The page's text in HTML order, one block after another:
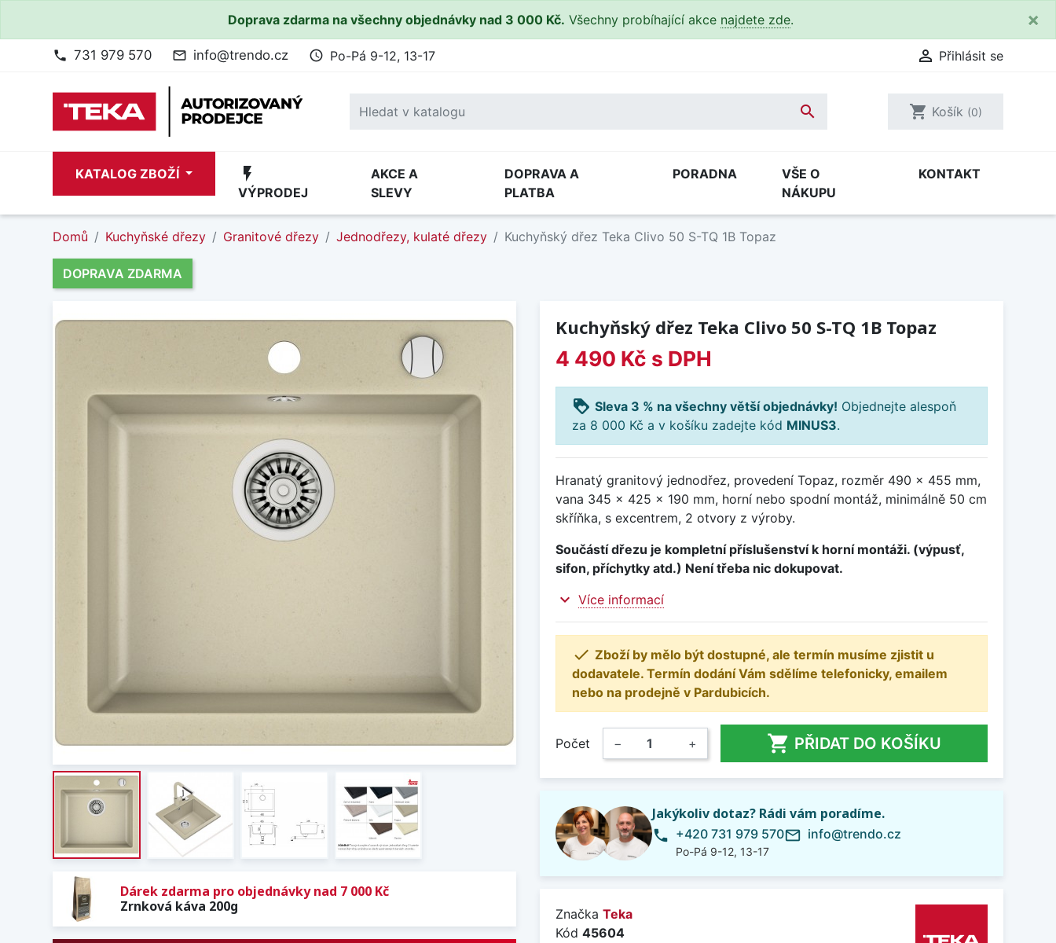
Doprava zdarma na všechny objednávky nad 3 000 Kč. Všechny probíhající akce najdete zde. ×
phone 731 979 570 mail_outline info@trendo.cz access_time Po-Pá 9-12, 13-17  Přihlásit se
 shopping_cart Košík (0)
KATALOG ZBOŽÍ flash_on
VÝPRODEJ
AKCE A
SLEVY
DOPRAVA A
PLATBA
PORADNA
VŠE O
NÁKUPU
KONTAKT
Domů Kuchyňské dřezy Granitové dřezy Jednodřezy, kulaté dřezy Kuchyňský dřez Teka Clivo 50 S-TQ 1B Topaz
DOPRAVA ZDARMA
Dárek zdarma pro objednávky nad 7 000 Kč
Zrnková káva 200g
Kuchyňský dřez Teka Clivo 50 S-TQ 1B Topaz
4 490 Kč s DPH
loyalty Sleva 3 % na všechny větší objednávky! Objednejte alespoň
za 8 000 Kč a v košíku zadejte kód MINUS3.
Hranatý granitový jednodřez, provedení Topaz, rozměr 490 x 455 mm,
vana 345 x 425 x 190 mm, horní nebo spodní montáž, minimálně 50 cm
skříňka, s excentrem, 2 otvory z výroby.
Součástí dřezu je kompletní příslušenství k horní montáži. (výpusť,
sifon, příchytky atd.) Není třeba nic dokupovat.
expand_more Více informací
 Zboží by mělo být dostupné, ale termín musíme zjistit u
dodavatele. Termín dodání Vám sdělíme telefonicky, emailem
nebo na prodejně v Pardubicích.
Počet − +  PŘIDAT DO KOŠÍKU
Jakýkoliv dotaz? Rádi vám poradíme.
phone +420 731 979 570
Po-Pá 9-12, 13-17
mail_outline info@trendo.cz
Značka Teka
Kód 45604